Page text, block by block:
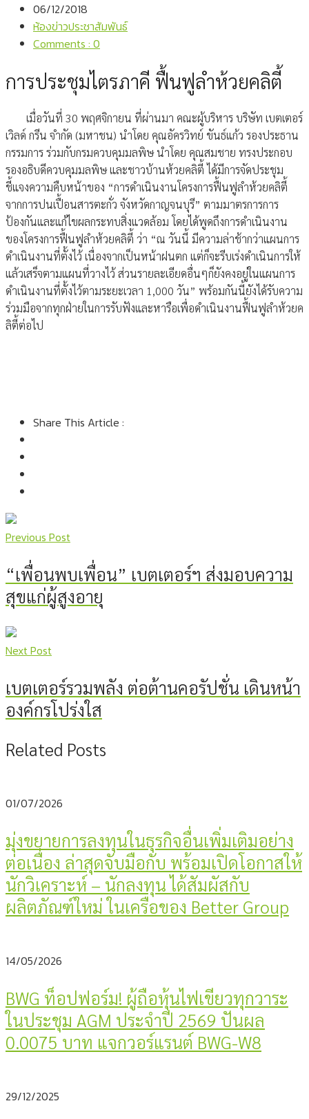
06/12/2018
ห้องข่าวประชาสัมพันธ์
Comments : 0
การประชุมไตรภาคี ฟื้นฟูลำห้วยคลิตี้
เมื่อวันที่ 30 พฤศจิกายน ที่ผ่านมา คณะผู้บริหาร บริษัท เบตเตอร์
เวิลด์ กรีน จำกัด (มหาชน) นำโดย คุณอัครวิทย์ ขันธ์แก้ว รองประธาน
กรรมการ ร่วมกับกรมควบคุมมลพิษ นำโดย คุณสมชาย ทรงประกอบ
รองอธิบดีควบคุมมลพิษ และชาวบ้านห้วยคลิตี้ ได้มีการจัดประชุม
ชี้แจงความคืบหน้าของ “การดำเนินงานโครงการฟื้นฟูลำห้วยคลิตี้
จากการปนเปื้อนสารตะกั่ว จังหวัดกาญจนบุรี” ตามมาตรการการ
ป้องกันและแก้ไขผลกระทบสิ่งแวดล้อม โดยได้พูดถึงการดำเนินงาน
ของโครงการฟื้นฟูลำห้วยคลิตี้ ว่า “ณ วันนี้ มีความล่าช้ากว่าแผนการ
ดำเนินงานที่ตั้งไว้ เนื่องจากเป็นหน้าฝนตก แต่ก็จะรีบเร่งดำเนินการให้
แล้วเสร็จตามแผนที่วางไว้ ส่วนรายละเอียดอื่นๆก็ยังคงอยู่ในแผนการ
ดำเนินงานที่ตั้งไว้ตามระยะเวลา 1,000 วัน” พร้อมกันนี้ยังได้รับความ
ร่วมมือจากทุกฝ่ายในการรับฟังและหารือเพื่อดำเนินงานฟื้นฟูลำห้วยค
ลิตี้ต่อไป
Share This Article :
Previous Post
“เพื่อนพบเพื่อน” เบตเตอร์ฯ ส่งมอบความ
สุขแก่ผู้สูงอายุ
Next Post
เบตเตอร์รวมพลัง ต่อต้านคอรัปชั่น เดินหน้า
องค์กรโปร่งใส
Related Posts
01/07/2026
มุ่งขยายการลงทุนในธุรกิจอื่นเพิ่มเติมอย่าง
ต่อเนื่อง ล่าสุดจับมือกับ พร้อมเปิดโอกาสให้
นักวิเคราะห์ – นักลงทุน ได้สัมผัสกับ
ผลิตภัณฑ์ใหม่ ในเครือของ Better Group
14/05/2026
BWG ท็อปฟอร์ม! ผู้ถือหุ้นไฟเขียวทุกวาระ
ในประชุม AGM ประจำปี 2569 ปันผล
0.0075 บาท แจกวอร์แรนต์ BWG-W8
29/12/2025